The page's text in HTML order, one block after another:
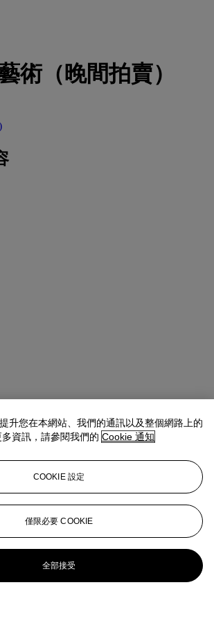
術（晚間拍賣）
升您在本網站、我們的通訊以及整個網路上的
資訊，請參閱我們的 Cookie 通知
COOKIE 設定
僅限必要 COOKIE
全部接受